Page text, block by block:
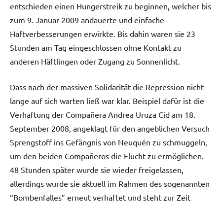
entschieden einen Hungerstreik zu beginnen, welcher bis
zum 9. Januar 2009 andauerte und einfache
Haftverbesserungen erwirkte. Bis dahin waren sie 23
Stunden am Tag eingeschlossen ohne Kontakt zu
anderen Häftlingen oder Zugang zu Sonnenlicht.
Dass nach der massiven Solidarität die Repression nicht
lange auf sich warten ließ war klar. Beispiel dafür ist die
Verhaftung der Compañera Andrea Uruza Cid am 18.
September 2008, angeklagt für den angeblichen Versuch
Sprengstoff ins Gefängnis von Neuquén zu schmuggeln,
um den beiden Compañeros die Flucht zu ermöglichen.
48 Stunden später wurde sie wieder freigelassen,
allerdings wurde sie aktuell im Rahmen des sogenannten
“Bombenfalles” erneut verhaftet und steht zur Zeit